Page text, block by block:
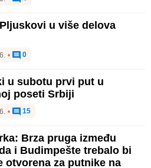
u više delova
• 0
u subotu prvi put u
poseti Srbiji
• 15
Brza pruga između
i Budimpešte trebalo bi
otvorena za putnike na